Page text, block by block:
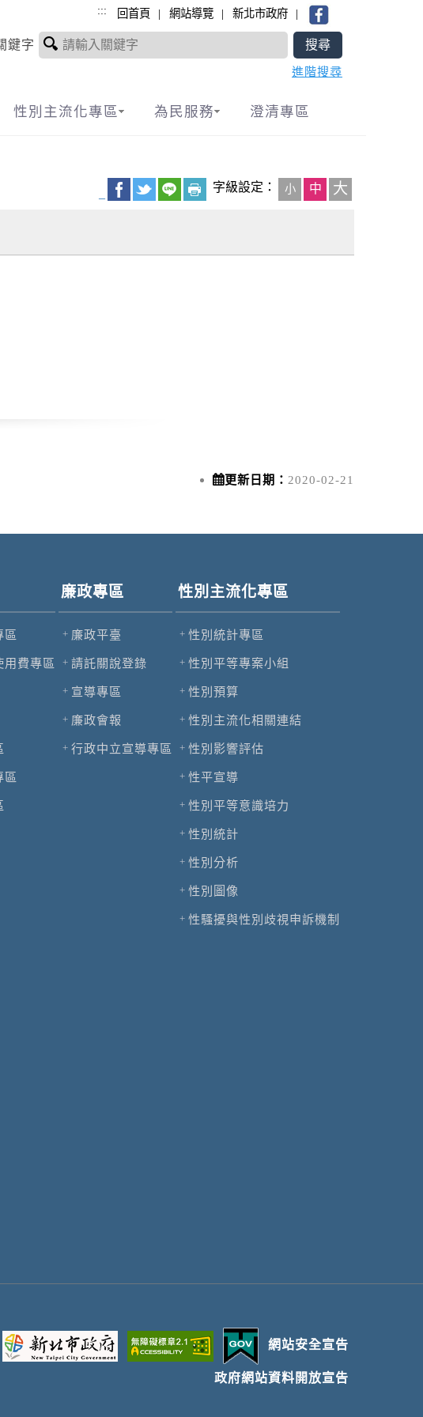
::: 回首頁 | 網站導覽 | 新北市政府 |
鍵字
進階搜尋
性別主流化專區 為民服務 澄清專區
字級設定： 小 中 大
更新日期： 2020-02-21
區
用費專區
區
廉政專區
廉政平臺
請託關說登錄
宣導專區
廉政會報
行政中立宣導專區
性別主流化專區
性別統計專區
性別平等專案小組
性別預算
性別主流化相關連結
性別影響評估
性平宣導
性別平等意識培力
性別統計
性別分析
性別圖像
性騷擾與性別歧視申訴機制
網站安全宣告
政府網站資料開放宣告